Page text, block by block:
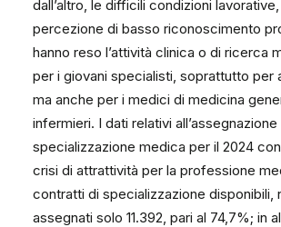
dall’altro, le difficili condizioni
percezione di basso riconoscimento
hanno reso l’attività clinica o di ricerca
per i giovani specialisti, soprattutto per
ma anche per i medici di medicina
infermieri. I dati relativi
specializzazione medica per il 2024
crisi di attrattività per la professione
contratti di specializzazione disponibili,
assegnati solo 11.392, pari al 74,7%; in